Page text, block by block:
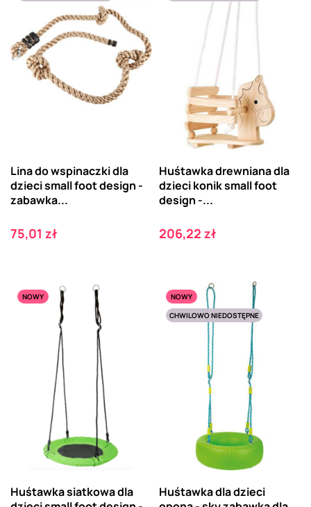
Lina do wspinaczki dla
dzieci small foot design -
zabawka...
Cena
75,01 zł
Huśtawka drewniana dla
dzieci konik small foot
design -...
Cena
206,22 zł
NOWY
Huśtawka siatkowa dla
NOWY
CHWILOWO NIEDOSTĘPNE
Huśtawka dla dzieci